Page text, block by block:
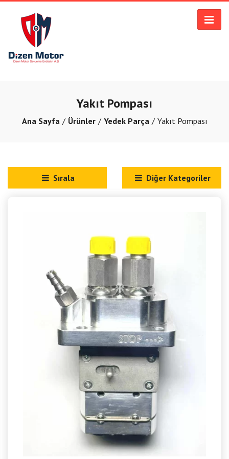
Yakıt Pompası
Ana Sayfa Ürünler Yedek Parça Yakıt Pompası
Sırala Diğer Kategoriler